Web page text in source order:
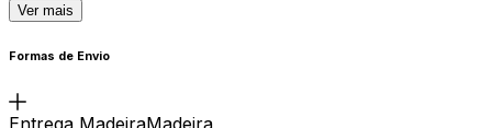
Ver mais
Formas de Envio
Entrega MadeiraMadeira